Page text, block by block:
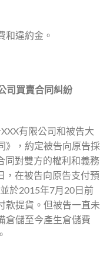
和違約金。
司買賣合同糾紛
有限公司和被告大
》，約定被告向原告採
同對雙方的權利和義務
，在被告向原告支付預
於2015年7月20日前
款提貨。但被告一直未
倉儲至今產生倉儲費